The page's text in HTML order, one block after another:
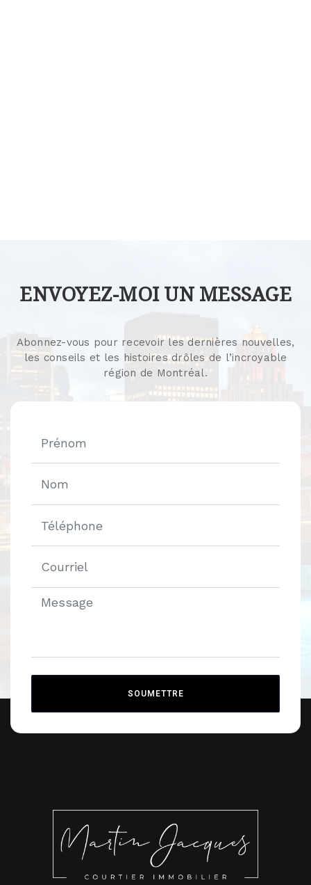
ENVOYEZ-MOI UN MESSAGE
Abonnez-vous pour recevoir les dernières nouvelles,
les conseils et les histoires drôles de l’incroyable
région de Montréal.
SOUMETTRE